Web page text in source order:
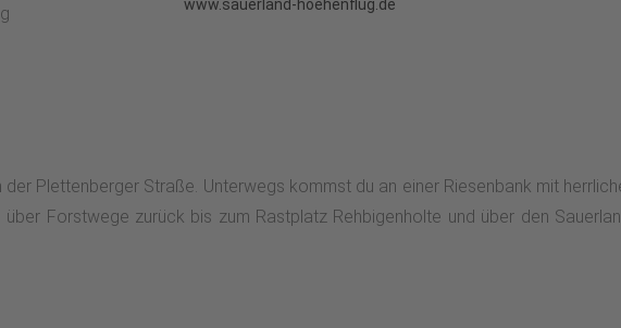
www.sauerland-hoehenflug.de
Plettenberger Straße. Unterwegs kommst du an einer Riesenbank mit
Forstwege zurück bis zum Rastplatz Rehbigenholte und über den